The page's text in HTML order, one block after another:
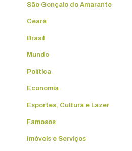
São Gonçalo do Amarante
Ceará
Brasil
Mundo
Política
Economia
Esportes, Cultura e Lazer
Famosos
Imóveis e Serviços